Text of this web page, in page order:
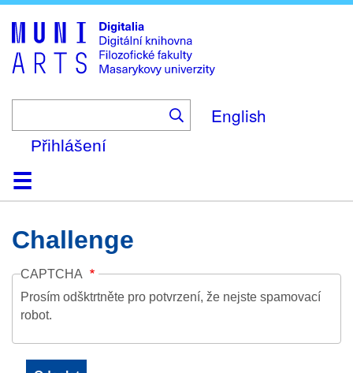
to
main
content
English
Přihlášení
DomůKolekce
Prohlížení
Vyhledávání
O platformě
Nápověda
KontaktDigitalia
Challenge
CAPTCHA
Prosím odšktrtněte pro potvrzení, že nejste spamovací
robot.